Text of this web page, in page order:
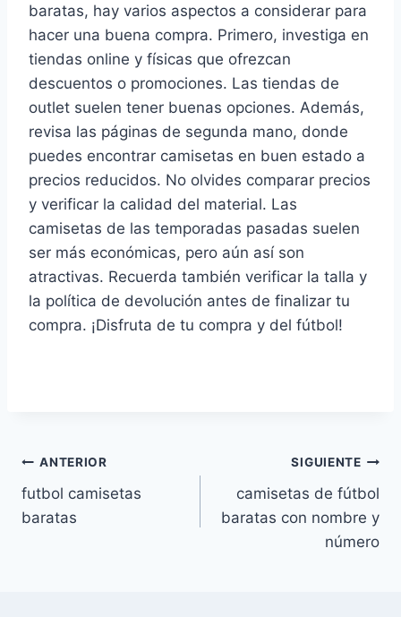
baratas, hay varios aspectos a considerar para
hacer una buena compra. Primero, investiga en
tiendas online y físicas que ofrezcan
descuentos o promociones. Las tiendas de
outlet suelen tener buenas opciones. Además,
revisa las páginas de segunda mano, donde
puedes encontrar camisetas en buen estado a
precios reducidos. No olvides comparar precios
y verificar la calidad del material. Las
camisetas de las temporadas pasadas suelen
ser más económicas, pero aún así son
atractivas. Recuerda también verificar la talla y
la política de devolución antes de finalizar tu
compra. ¡Disfruta de tu compra y del fútbol!
Navegación
de
ANTERIOR
futbol camisetas
baratas
SIGUIENTE
camisetas de fútbol
baratas con nombre y
número